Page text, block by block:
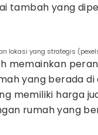
tambah yang
lokasi yang strategis
memainkan
yang berada
memiliki harga
rumah yang